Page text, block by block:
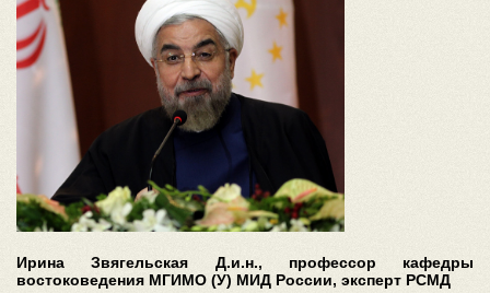
Ирина Звягельская Д.и.н., профессор кафедры
востоковедения МГИМО (У) МИД России, эксперт РСМД